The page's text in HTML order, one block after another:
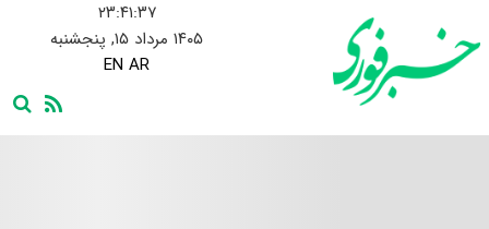
۲۳:۴۱:۳۸
۱۴۰۵ مرداد ۱۵, پنجشنبه
EN AR